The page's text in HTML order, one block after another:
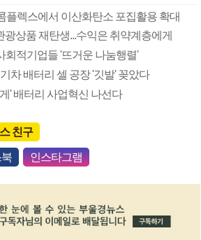
플렉스에서 이산화탄소 포집활용 확대
상품 재탄생...수익은 취약계층에게
회적기업들 '뜨거운 나눔행렬'
차 배터리 셀 공장 '깃발' 꽂았다
' 배터리 사업혁신 나선다
친구
인스타그램